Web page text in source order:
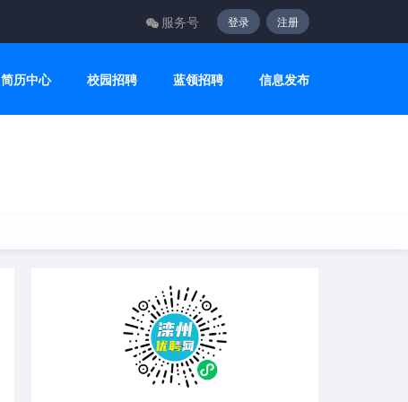
服务号 登录 注册
简历中心 校园招聘 蓝领招聘 信息发布